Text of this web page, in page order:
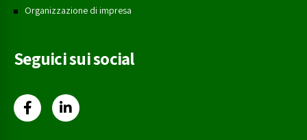
Organizzazione di impresa
Seguici sui social